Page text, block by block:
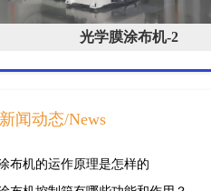
光学膜涂布机-2
新闻动态/News
布机的运作原理是怎样的